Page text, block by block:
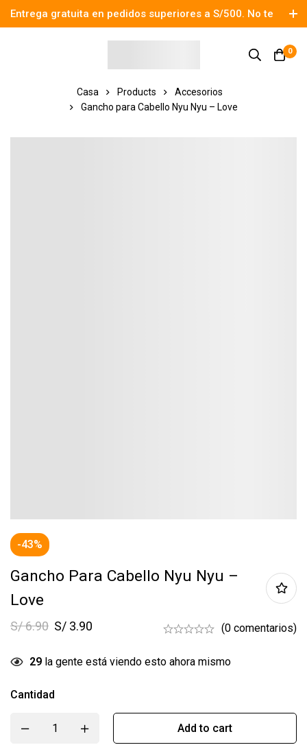
Entrega gratuita en pedidos superiores a S/500. No te
pierdas el descuento.
0
Casa Products
Accesorios
Gancho para Cabello Nyu Nyu – Love
-43%
Gancho Para Cabello Nyu Nyu –
Love
S/6.90 S/ 3.90 (0 comentarios)
29 la gente está viendo esto ahora mismo
Cantidad
Add to cart